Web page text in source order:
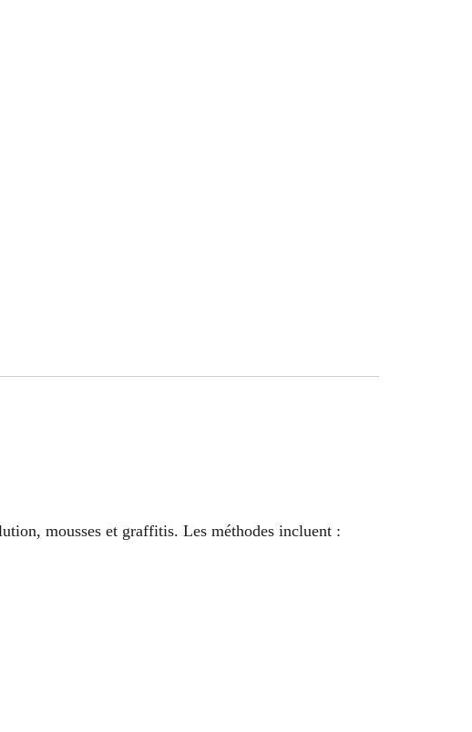
mousses et graffitis. Les méthodes incluent :